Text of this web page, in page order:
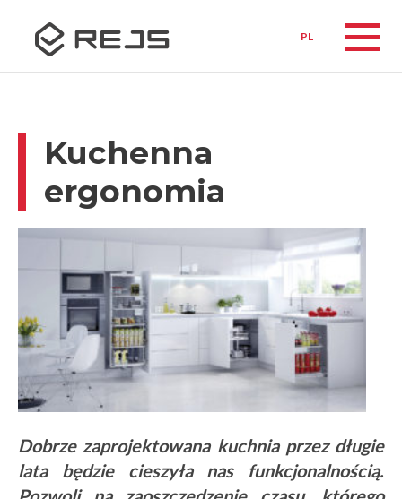
PL
Kuchenna
ergonomia
Dobrze zaprojektowana kuchnia przez długie
lata będzie cieszyła nas funkcjonalnością.